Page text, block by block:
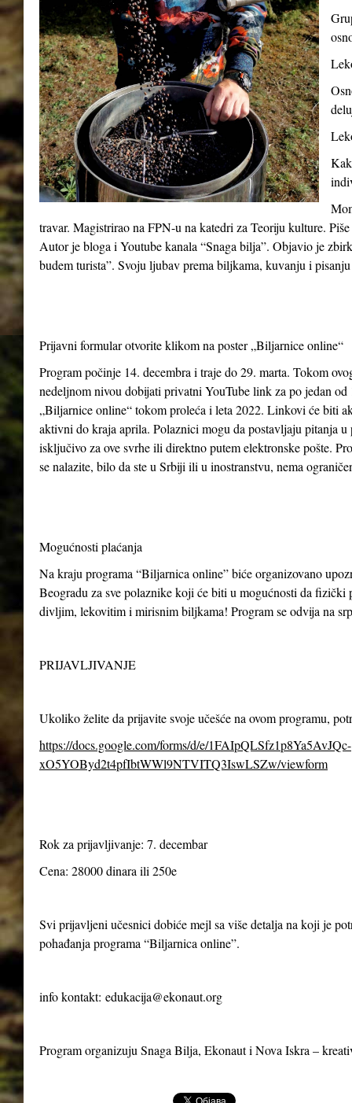
travar. Magistrirao na FPN-u na katedri za Teoriju kulture.
Autor je bloga i Youtube kanala “Snaga bilja”. Objavio je
budem turista”. Svoju ljubav prema biljkama, kuvanju i
Prijavni formular otvorite klikom na poster „Biljarnice online“
Program počinje 14. decembra i traje do 29. marta. Tokom
nedeljnom nivou dobijati privatni YouTube link za po jedan
„Biljarnice online“ tokom proleća i leta 2022. Linkovi će biti
aktivni do kraja aprila. Polaznici mogu da postavljaju pitanja
isključivo za ove svrhe ili direktno putem elektronske pošte.
se nalazite, bilo da ste u Srbiji ili u inostranstvu, nema
Mogućnosti plaćanja
Na kraju programa “Biljarnica online” biće organizovano
Beogradu za sve polaznike koji će biti u mogućnosti da
divljim, lekovitim i mirisnim biljkama! Program se odvija na
PRIJAVLJIVANJE
Ukoliko želite da prijavite svoje učešće na ovom programu,
https://docs.google.com/forms/d/e/1FAIpQLSfz1p8Ya5AvJQc-
xO5YOByd2t4pfIbtWWl9NTVITQ3IswLSZw/viewform
Rok za prijavljivanje: 7. decembar
Cena: 28000 dinara ili 250e
Svi prijavljeni učesnici dobiće mejl sa više detalja na koji je
pohađanja programa “Biljarnica online”.
info kontakt: edukacija@ekonaut.org
Program organizuju Snaga Bilja, Ekonaut i Nova Iskra –